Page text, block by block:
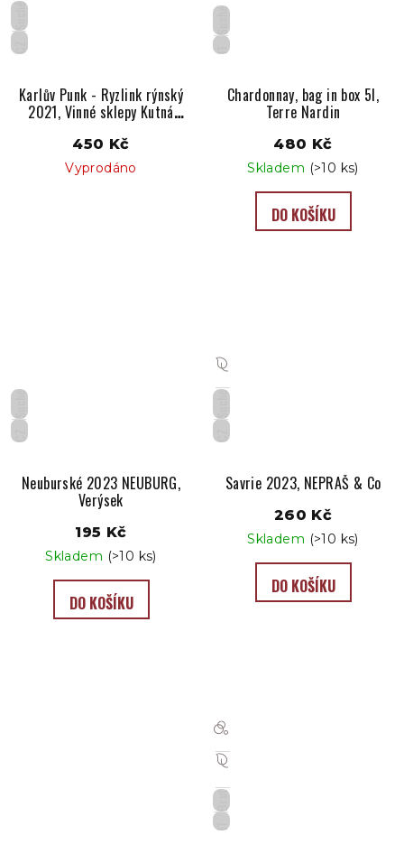
CZ
Suché
Karlův Punk - Ryzlink rýnský
2021, Vinné sklepy Kutná
450 Kč
Vyprodáno
IT
Suché
Chardonnay, bag in box 5l,
Terre Nardin
480 Kč
Skladem (>10 ks)
DO KOŠÍKU
CZ
Suché
Neuburské 2023 NEUBURG,
Verýsek
195 Kč
Skladem (>10 ks)
DO KOŠÍKU
CZ
Suché
Savrie 2023, NEPRAŠ & Co
260 Kč
Skladem (>10 ks)
DO KOŠÍKU
IT
Brut